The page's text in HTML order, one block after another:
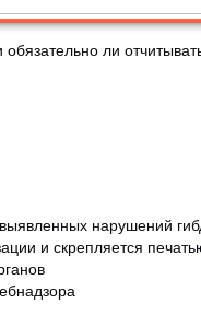
ли
нарушений
и скрепляется